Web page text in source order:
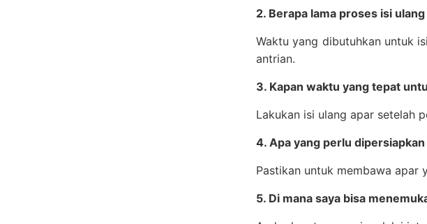
2. Berapa lama proses isi
Waktu yang dibutuhkan untuk
antrian.
3. Kapan waktu yang tepat
Lakukan isi ulang apar setelah
4. Apa yang perlu
Pastikan untuk membawa apar
5. Di mana saya bisa